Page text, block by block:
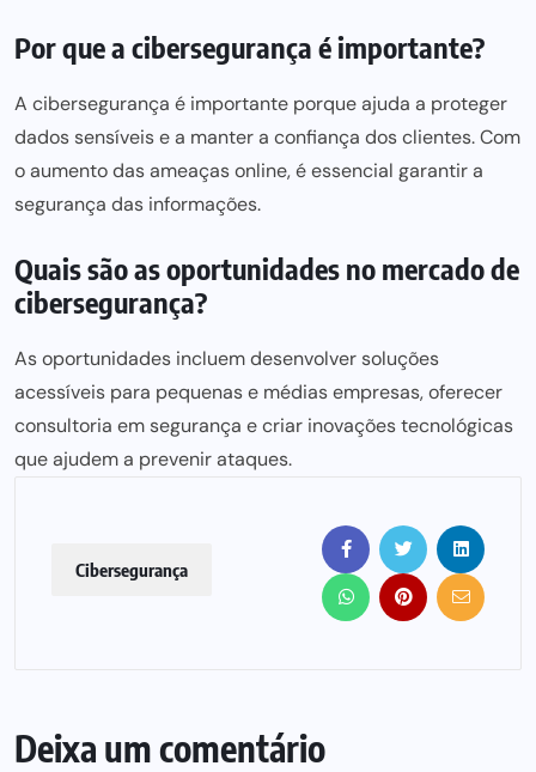
Por que a cibersegurança é importante?
A cibersegurança é importante porque ajuda a proteger
dados sensíveis e a manter a confiança dos clientes. Com
o aumento das ameaças online, é essencial garantir a
segurança das informações.
Quais são as oportunidades no mercado de
cibersegurança?
As oportunidades incluem desenvolver soluções
acessíveis para pequenas e médias empresas, oferecer
consultoria em segurança e criar inovações tecnológicas
que ajudem a prevenir ataques.
Cibersegurança
Deixa um comentário